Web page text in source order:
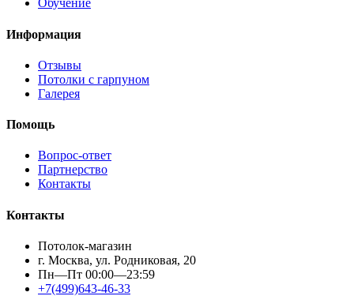
Обучение
Информация
Отзывы
Потолки с гарпуном
Галерея
Помощь
Вопрос-ответ
Партнерство
Контакты
Контакты
Потолок-магазин
г. Москва, ул. Родниковая, 20
Пн—Пт 00:00—23:59
+7(499)643-46-33